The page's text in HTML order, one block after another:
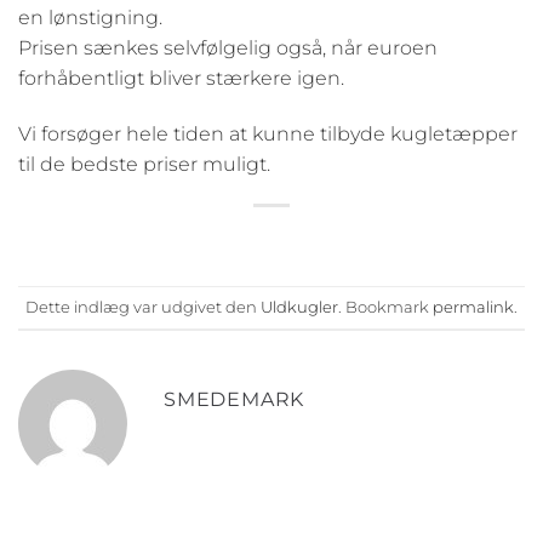
en lønstigning.
Prisen sænkes selvfølgelig også, når euroen
forhåbentligt bliver stærkere igen.
Vi forsøger hele tiden at kunne tilbyde kugletæpper
til de bedste priser muligt.
Dette indlæg var udgivet den Uldkugler . Bookmark permalink
SMEDEMARK